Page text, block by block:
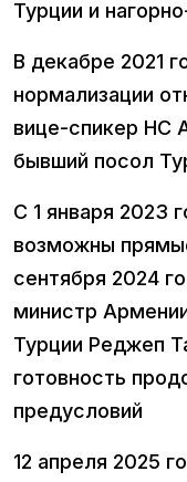
Турции и
В декабре 2021
нормализации
вице-спикер НС
бывший посол
С 1 января 2023
возможны
сентября 2024
министр
Турции Реджеп
готовность
предусловий
12 апреля 2025